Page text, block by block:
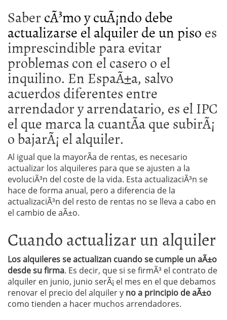
SabercÃ³mo y cuÃ¡ndo debe
actualizarse el alquiler de un pisoes
imprescindible para evitar
problemas con el casero o el
inquilino. En EspaÃ±a, salvo
acuerdos diferentes entre
arrendador y arrendatario, es el IPC
el que marca la cuantÃ­a que subirÃ¡
o bajarÃ¡ el alquiler.
Al igual que la mayorÃ­a de rentas, es necesario
actualizar los alquileres para que se ajusten a la
evoluciÃ³n del coste de la vida. Esta actualizaciÃ³n se
hace de forma anual, pero a diferencia de la
actualizaciÃ³n del resto de rentas no se lleva a cabo en
el cambio de aÃ±o.
Cuando actualizar un alquiler
Los alquileres se actualizan cuando se cumple un aÃ±o
desde su firma. Es decir, que si se firmÃ³ el contrato de
alquiler en junio, junio serÃ¡ el mes en el que debamos
renovar el precio del alquiler y no a principio de aÃ±o
como tienden a hacer muchos arrendadores.